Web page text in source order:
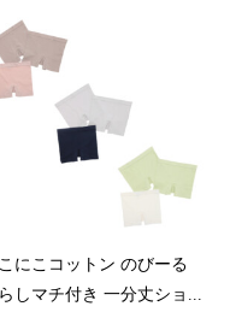
にこコットン のびーる
しマチ付き 一分丈ショ...